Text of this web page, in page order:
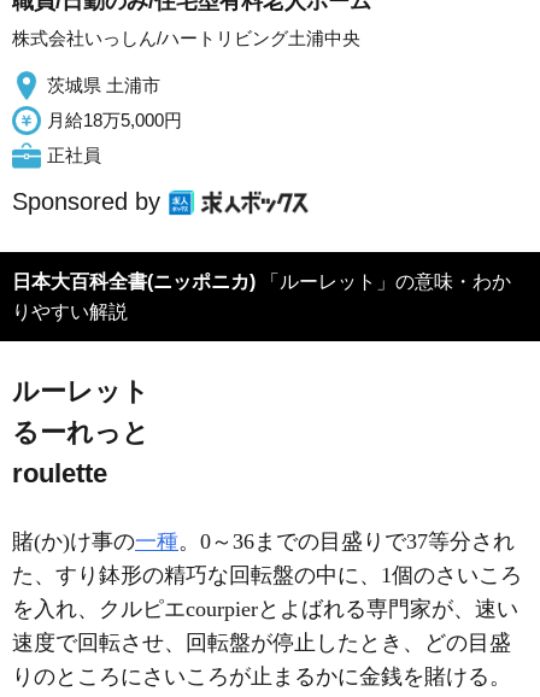
株式会社いっしん/ハートリビング土浦中央
茨城県 土浦市
月給18万5,000円
正社員
Sponsored by
日本大百科全書(ニッポニカ)
りやすい解説
ルーレット
るーれっと
roulette
賭(か)け事の一種。0～36までの目盛りで37等分され
た、すり鉢形の精巧な回転盤の中に、1個のさいころ
を入れ、クルピエcourpierとよばれる専門家が、速い
速度で回転させ、回転盤が停止したとき、どの目盛
りのところにさいころが止まるかに金銭を賭ける。